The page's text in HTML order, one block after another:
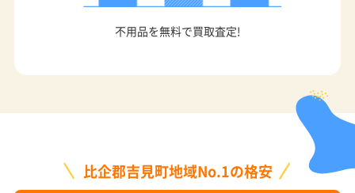
不用品を無料で買取査定!
比企郡吉見町地域No.1の格安